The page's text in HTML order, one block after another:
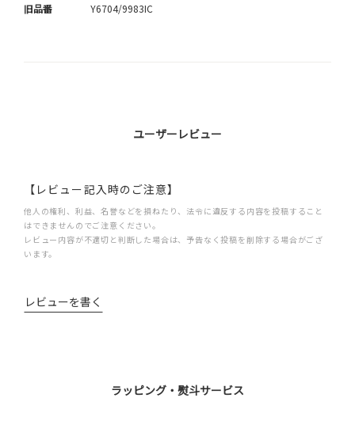
旧品番 Y6704/9983IC
ユーザーレビュー
【レビュー記入時のご注意】
他人の権利、利益、名誉などを損ねたり、法令に違反する内容を投稿すること
はできませんのでご注意ください。
レビュー内容が不適切と判断した場合は、予告なく投稿を削除する場合がござ
います。
レビューを書く
ラッピング・熨斗サービス